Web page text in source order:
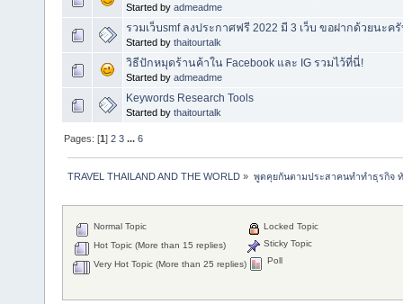
Started by admeadme
รวมเว็บsmf ลงประกาศฟรี 2022 มี 3 เว็บ ขอฝากด้วยนะ
Started by thaitourtalk
วิธีปักหมุดร้านค้าใน Facebook และ IG รวมไว้ที่นี่!
Started by admeadme
Keywords Research Tools
Started by thaitourtalk
Pages: [1]2 3 ...6
TRAVEL THAILAND AND THE WORLD » พูดคุยกันตามประสาคนทำทำธุรกิจ ทั
Normal Topic
Hot Topic (More than 15 replies)
Very Hot Topic (More than 25 replies)
Locked Topic
Sticky Topic
Poll